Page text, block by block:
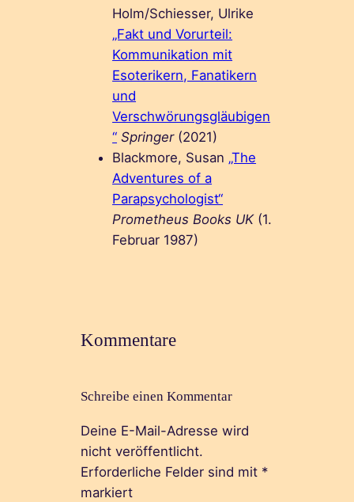
Holm/Schiesser, Ulrike
„Fakt und Vorurteil:
Kommunikation mit
Esoterikern, Fanatikern
und
Verschwörungsgläubigen
“ Springer(2021)
Blackmore, Susan „The
Adventures of a
Parapsychologist“
Prometheus Books UK(1.
Februar 1987)
Kommentare
Schreibe einen Kommentar
Deine E-Mail-Adresse wird
nicht veröffentlicht.
Erforderliche Felder sind mit *
markiert